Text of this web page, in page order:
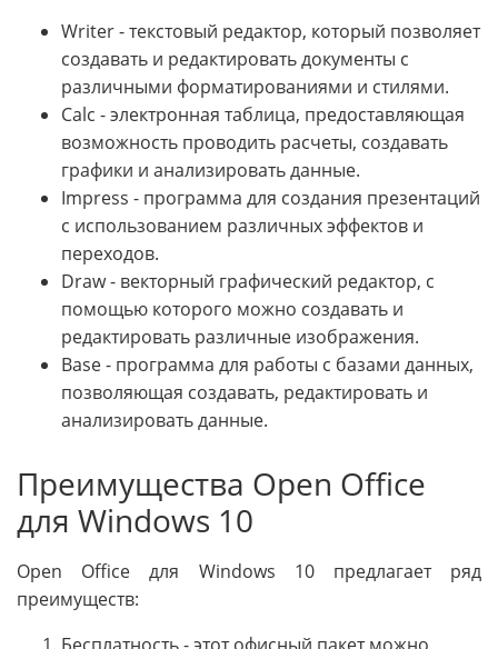
Writer - текстовый редактор, который позволяет
создавать и редактировать документы с
различными форматированиями и стилями.
Calc - электронная таблица, предоставляющая
возможность проводить расчеты, создавать
графики и анализировать данные.
Impress - программа для создания презентаций
с использованием различных эффектов и
переходов.
Draw - векторный графический редактор, с
помощью которого можно создавать и
редактировать различные изображения.
Base - программа для работы с базами данных,
позволяющая создавать, редактировать и
анализировать данные.
Преимущества Open Office
для Windows 10
Open Office для Windows 10 предлагает ряд
преимуществ: